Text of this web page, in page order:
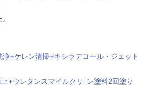
+ケレン清掃+キシラデコール・ジェット
+ウレタンスマイルクリｰン塗料2回塗り